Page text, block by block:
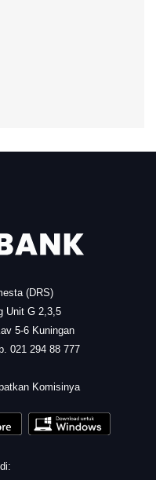
(DRS)
Unit G 2,3,5
5-6 Kuningan
021 294 88 777
Komisinya